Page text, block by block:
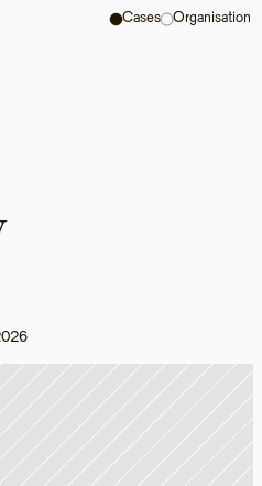
Cases Organisation